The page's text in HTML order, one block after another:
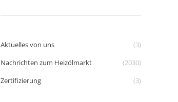
Aktuelles von uns
(3)
Nachrichten zum Heizölmarkt
(2030)
Zertifizierung
(3)